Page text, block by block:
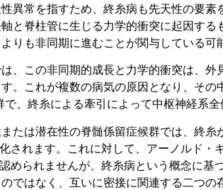
異常を指すため、終糸病も先天性の要
と脊柱管に生じる力学的衝突に起因す
りも非同期に進むことが関与している可
、この非同期的成長と力学的衝突は、
。これが複数の病気の原因となり、そ
で、終糸による牽引によって中枢神経系
たは潜在性の脊髄係留症候群では、終
されます。これに対して、アーノルド・
められませんが、終糸病という概念に基
ではなく、互いに密接に関連する二つ